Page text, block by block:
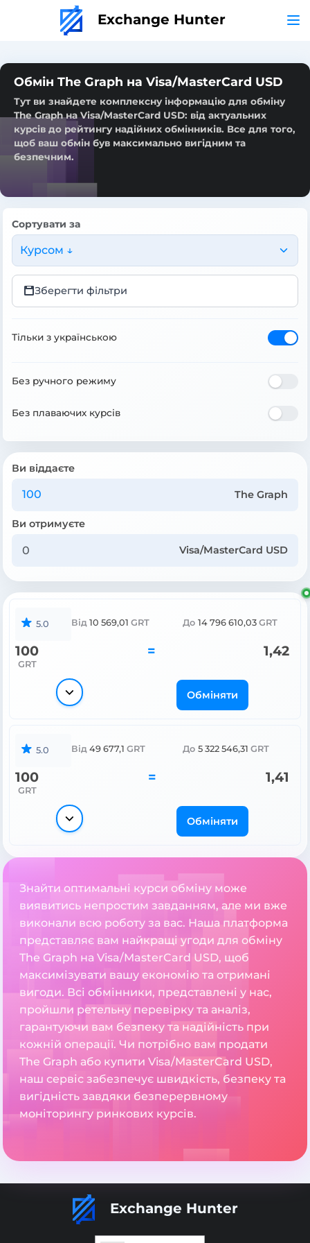
Exchange Hunter
Обмін The Graph на Visa/MasterCard USD
Тут ви знайдете комплексну інформацію для обміну
The Graph на Visa/MasterCard USD: від актуальних
курсів до рейтингу надійних обмінників. Все для того,
щоб ваш обмін був максимально вигідним та
безпечним.
Сортувати за
Курсом ↓
Зберегти фільтри
Тільки з українською
Без ручного режиму
Без плаваючих курсів
Ви віддаєте
The Graph
Ви отримуєте
Visa/MasterCard USD
5.0 Від 10 569,01 GRT До 14 796 610,03 GRT
100
GRT
= 1,42
Обміняти
5.0 Від 49 677,1 GRT До 5 322 546,31 GRT
100
GRT
= 1,41
Обміняти
Знайти оптимальні курси обміну може
виявитись непростим завданням, але ми вже
виконали всю роботу за вас. Наша платформа
представляє вам найкращі угоди для обміну
The Graph на Visa/MasterCard USD, щоб
максимізувати вашу економію та отримані
вигоди. Всі обмінники, представлені у нас,
пройшли ретельну перевірку та аналіз,
гарантуючи вам безпеку та надійність при
кожній операції. Чи потрібно вам продати
The Graph або купити Visa/MasterCard USD,
наш сервіс забезпечує швидкість, безпеку та
вигідність завдяки безперервному
моніторингу ринкових курсів.
Exchange Hunter